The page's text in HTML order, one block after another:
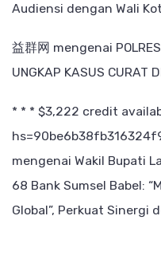
Audiensi dengan Wali
益群网 mengenai
UNGKAP KASUS CURAT
* * * $3,222 credit
mengenai Wakil Bupati
68 Bank Sumsel Babel:
Global”, Perkuat Sinergi